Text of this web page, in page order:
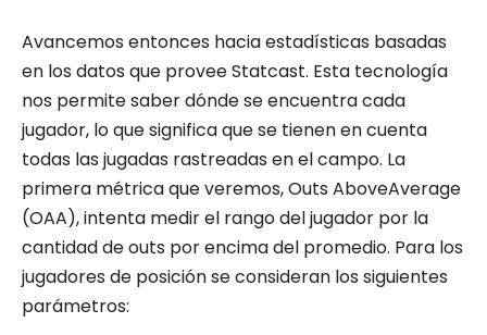
Avancemos entonces hacia estadísticas basadas
en los datos que provee Statcast. Esta tecnología
nos permite saber dónde se encuentra cada
jugador, lo que significa que se tienen en cuenta
todas las jugadas rastreadas en el campo. La
primera métrica que veremos, Outs AboveAverage
(OAA), intenta medir el rango del jugador por la
cantidad de outs por encima del promedio. Para los
jugadores de posición se consideran los siguientes
parámetros: